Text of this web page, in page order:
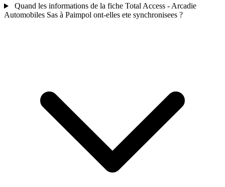
Quand les informations de la fiche Total Access - Arcadie
Automobiles Sas à Paimpol ont-elles ete synchronisees ?